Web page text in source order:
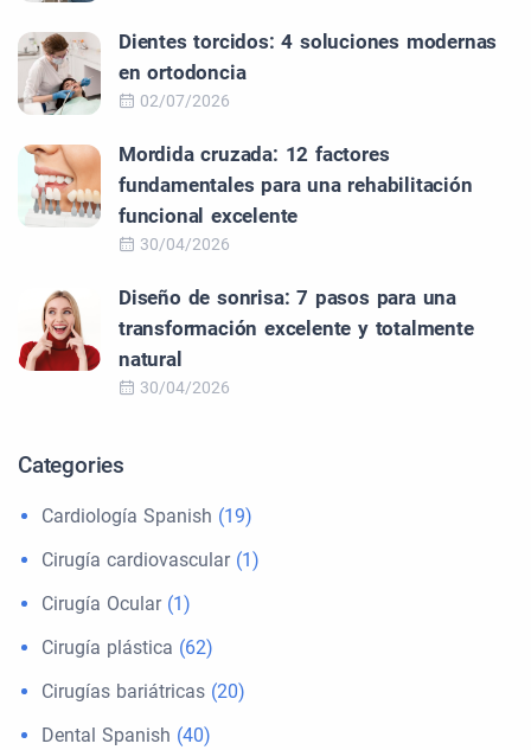
Dientes torcidos: 4 soluciones modernas
en ortodoncia
02/07/2026
Mordida cruzada: 12 factores
fundamentales para una rehabilitación
funcional excelente
30/04/2026
Diseño de sonrisa: 7 pasos para una
transformación excelente y totalmente
natural
30/04/2026
Categories
Cardiología Spanish (19)
Cirugía cardiovascular(1)
Cirugía Ocular(1)
Cirugía plástica (62)
Cirugías bariátricas (20)
Dental Spanish (40)